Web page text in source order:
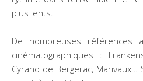
plus lents.
De nombreuses références
cinématographiques :
Cyrano de Bergerac, Marivaux…